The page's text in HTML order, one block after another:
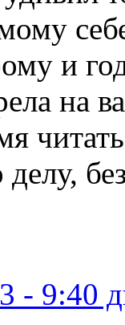
и
на
делу,
- 9:40